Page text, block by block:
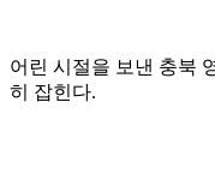
어린 시절을 보낸 충북
히 잡힌다.